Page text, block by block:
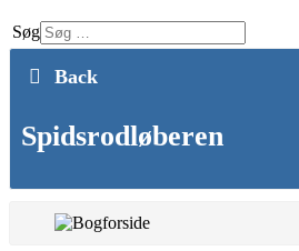
Søg
Back
Spidsrodløberen